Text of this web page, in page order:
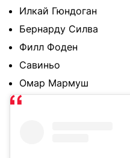
Илкай Гюндоган
Бернарду Силва
Филл Фоден
Савиньо
Омар Мармуш